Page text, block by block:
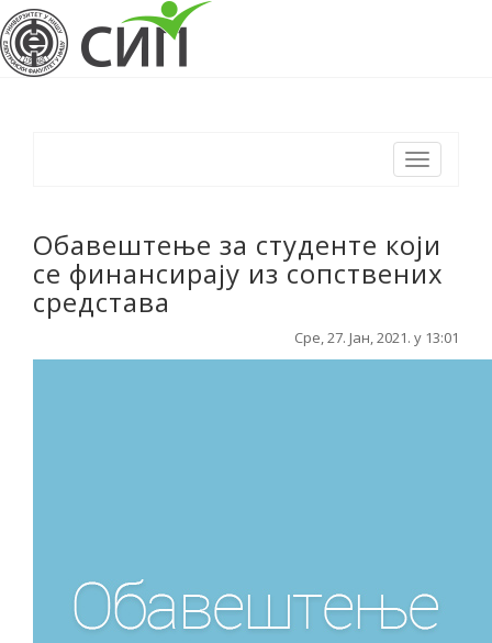
Toggle
navigation
Обавештење за студенте који
се финансирају из сопствених
средстава
Сре, 27. Јан, 2021. у 13:01